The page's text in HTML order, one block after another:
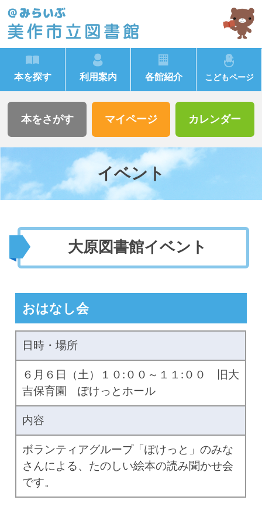
本を探す 利用案内 各館紹介 こどもページ
本をさがす マイページ カレンダー
イベント
大原図書館イベント
おはなし会
日時・場所
６月６日（土）１０:００～１１:００ 旧大
吉保育園 ぽけっとホール
内容
ボランティアグループ「ぽけっと」のみな
さんによる、たのしい絵本の読み聞かせ会
です。